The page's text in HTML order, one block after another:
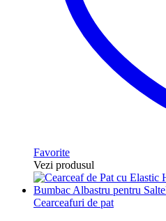
Favorite
Vezi produsul
Cearceafuri de pat